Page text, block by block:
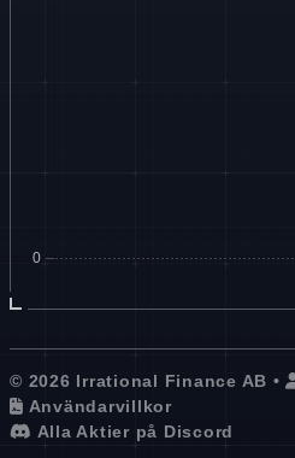
© 2026 Irrational Finance AB •
Användarvillkor
Alla Aktier på Discord